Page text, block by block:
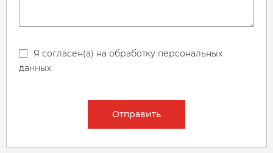
Я согласен(а) на обработку персональных
данных.
Отправить